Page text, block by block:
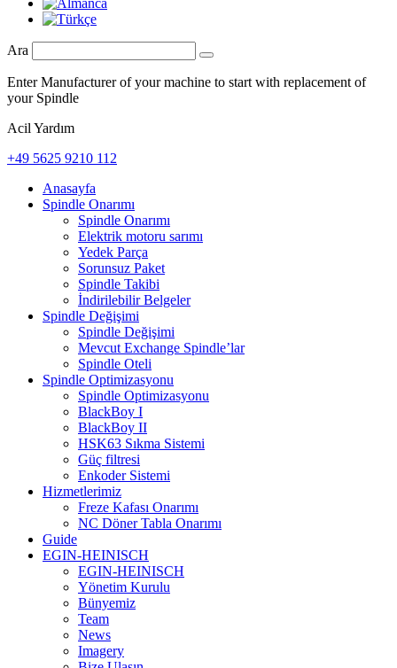
Ara
Enter Manufacturer of your machine to start with replacement of
your Spindle
Acil Yardım
+49 5625 9210 112
Anasayfa
Spindle Onarımı
Spindle Onarımı
Elektrik motoru sarımı
Yedek Parça
Sorunsuz Paket
Spindle Takibi
İndirilebilir Belgeler
Spindle Değişimi
Spindle Değişimi
Mevcut Exchange Spindle’lar
Spindle Oteli
Spindle Optimizasyonu
Spindle Optimizasyonu
BlackBoy I
BlackBoy II
HSK63 Sıkma Sistemi
Güç filtresi
Enkoder Sistemi
Hizmetlerimiz
Freze Kafası Onarımı
NC Döner Tabla Onarımı
Guide
EGIN-HEINISCH
EGIN-HEINISCH
Yönetim Kurulu
Bünyemiz
Team
News
Imagery